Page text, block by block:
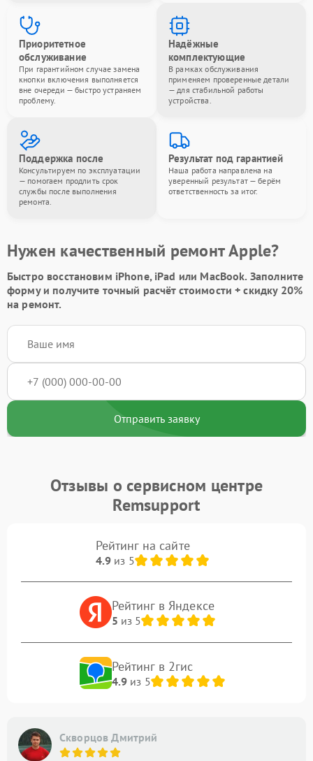
Приоритетное
обслуживание
При гарантийном случае замена
кнопки включения выполняется
вне очереди — быстро устраняем
проблему.
Надёжные
комплектующие
В рамках обслуживания
применяем проверенные детали
— для стабильной работы
устройства.
Поддержка после
Консультируем по эксплуатации
— помогаем продлить срок
службы после выполнения
ремонта.
Результат под гарантией
Наша работа направлена на
уверенный результат — берём
ответственность за итог.
Нужен качественный ремонт Apple?
Быстро восстановим iPhone, iPad или MacBook. Заполните
формуи получите точный расчёт стоимости +скидку 20%
на ремонт.
Отправить заявку
Отзывы о сервисном центре
Remsupport
Рейтинг на сайте
4.9из 5
Рейтинг в Яндексе
5 из 5
Рейтинг в 2гис
4.9из 5
Скворцов Дмитрий